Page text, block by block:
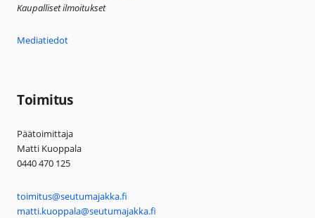
Kaupalliset ilmoitukset
Mediatiedot
Toimitus
Päätoimittaja
Matti Kuoppala
0440 470 125
toimitus@seutumajakka.fi
matti.kuoppala@seutumajakka.fi